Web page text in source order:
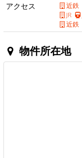
アクセス
近鉄
JR
近鉄
物件所在地